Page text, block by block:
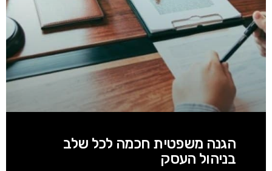
הגנה משפטית חכמה לכל שלב
בניהול העסק